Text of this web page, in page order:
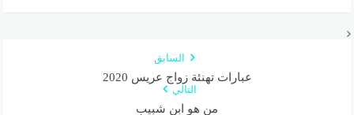
السابق
عبارات تهنئة زواج عريس 2020
التالي
من هو ابن شبيب